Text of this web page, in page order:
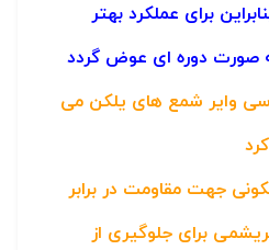
برای عملکرد بهتر
صورت دوره ای عوض گردد
وایر شمع های یلکن می
سلیکونی جهت مقاومت در برابر
برای جلوگیری از